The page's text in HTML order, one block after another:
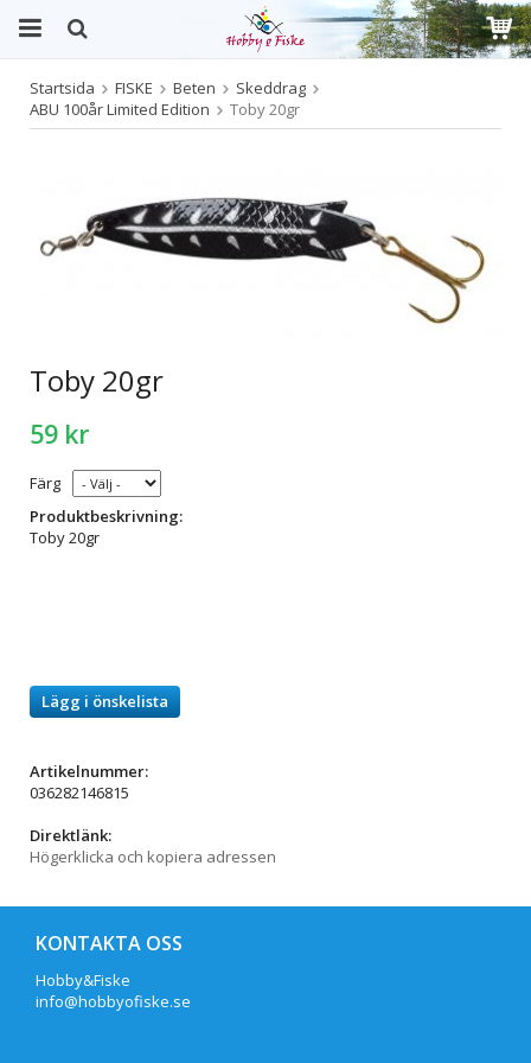
Produkten har blivit tillagd i varukorgen
Startsida FISKE Beten
Skeddrag
ABU 100år Limited Edition
Toby 20gr
Toby 20gr
59 kr
Färg
Produktbeskrivning:
Toby 20gr
Lägg i önskelista
Artikelnummer:
036282146815
Direktlänk:
Högerklicka och kopiera adressen
KONTAKTA OSS
Hobby&Fiske
info@hobbyofiske.se